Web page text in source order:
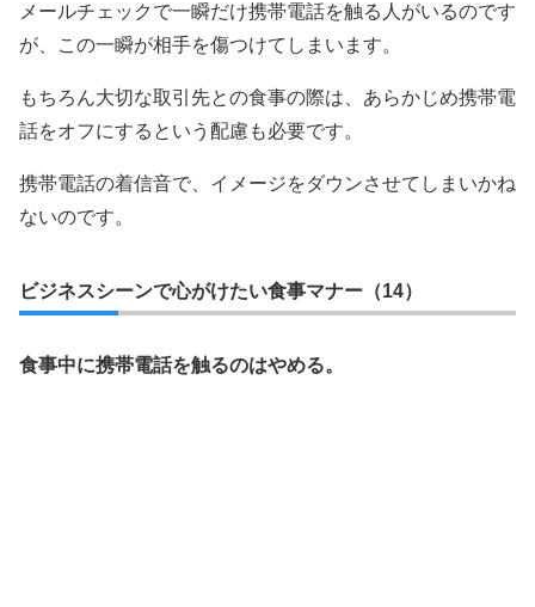
メールチェックで一瞬だけ携帯電話を触る人がいるのです
が、この一瞬が相手を傷つけてしまいます。
もちろん大切な取引先との食事の際は、あらかじめ携帯電
話をオフにするという配慮も必要です。
携帯電話の着信音で、イメージをダウンさせてしまいかね
ないのです。
ビジネスシーンで心がけたい食事マナー（14）
食事中に携帯電話を触るのはやめる。